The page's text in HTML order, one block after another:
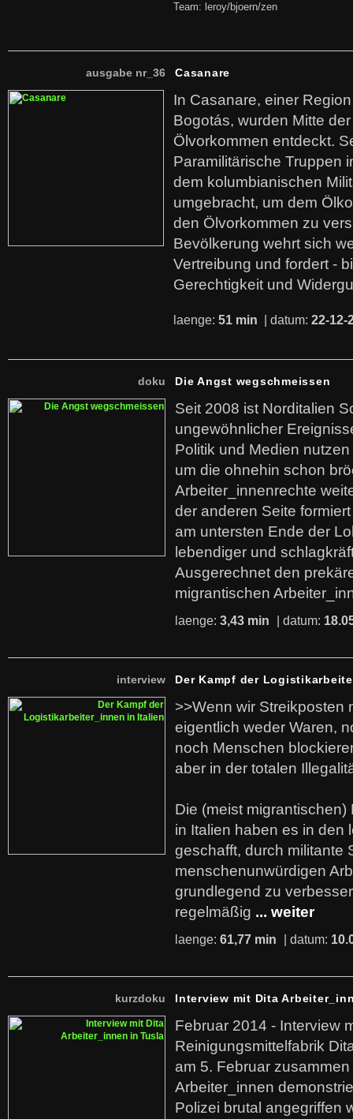
Team: leroy/bjoern/zen
ausgabe nr_36 Casanare
In Casanare, einer
Bogotás, wurden Mitte
Ölvorkommen entdeckt.
Paramilitärische Truppen
dem kolumbianischen
umgebracht, um dem
den Ölvorkommen zu
Bevölkerung wehrt sich
Vertreibung und fordert -
Gerechtigkeit und
laenge: 51 min | datum: 22-12-
doku Die Angst wegschmeissen
Seit 2008 ist Norditalien
ungewöhnlicher
Politik und Medien
um die ohnehin schon
Arbeiter_innenrechte
der anderen Seite
am untersten Ende der
lebendiger und
Ausgerechnet den
migrantischen
laenge: 3,43 min | datum:
interview Der Kampf der
>>Wenn wir Streikposten
eigentlich weder Waren,
noch Menschen
aber in der totalen
Die (meist
in Italien haben es in den
geschafft, durch militante
menschenunwürdigen
grundlegend zu
regelmäßig ... weiter
laenge: 61,77 min | datum:
kurzdoku Interview mit Dita
Februar 2014 - Interview
Reinigungsmittelfabrik
am 5. Februar
Arbeiter_innen
Polizei brutal angegriffen